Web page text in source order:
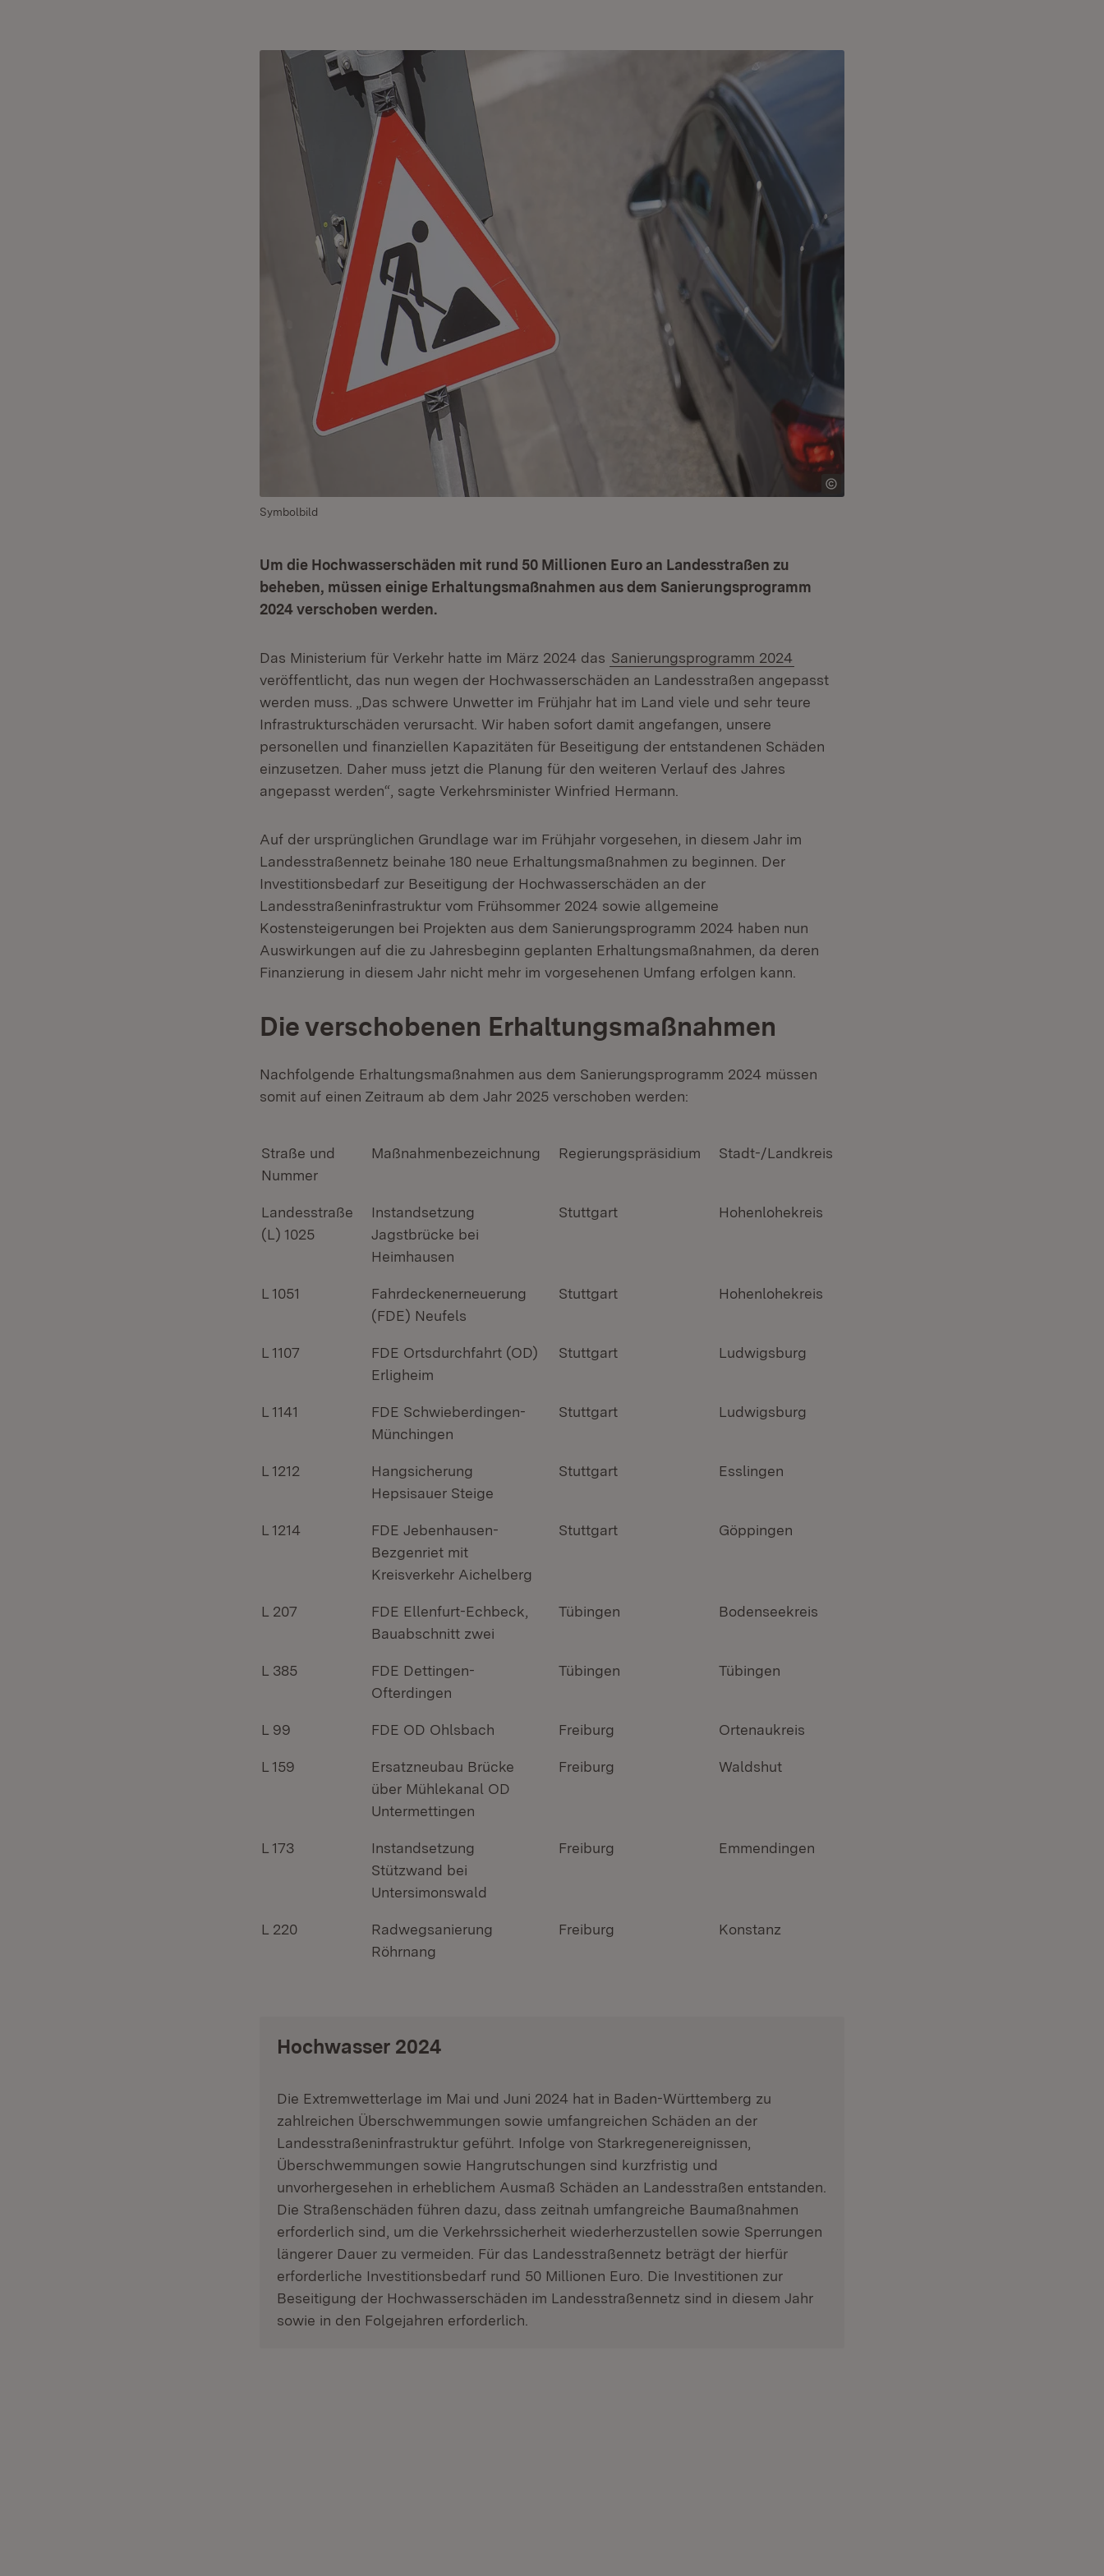
Symbolbild
Um die Hochwasserschäden mit rund 50 Millionen Euro an Landesstraßen zu
beheben, müssen einige Erhaltungsmaßnahmen aus dem Sanierungsprogramm
2024 verschoben werden.
Das Ministerium für Verkehr hatte im März 2024 das Sanierungsprogramm 2024
veröffentlicht, das nun wegen der Hochwasserschäden an Landesstraßen angepasst
werden muss. „Das schwere Unwetter im Frühjahr hat im Land viele und sehr teure
Infrastrukturschäden verursacht. Wir haben sofort damit angefangen, unsere
personellen und finanziellen Kapazitäten für Beseitigung der entstandenen Schäden
einzusetzen. Daher muss jetzt die Planung für den weiteren Verlauf des Jahres
angepasst werden“, sagte Verkehrsminister Winfried Hermann.
Auf der ursprünglichen Grundlage war im Frühjahr vorgesehen, in diesem Jahr im
Landesstraßennetz beinahe 180 neue Erhaltungsmaßnahmen zu beginnen. Der
Investitionsbedarf zur Beseitigung der Hochwasserschäden an der
Landesstraßeninfrastruktur vom Frühsommer 2024 sowie allgemeine
Kostensteigerungen bei Projekten aus dem Sanierungsprogramm 2024 haben nun
Auswirkungen auf die zu Jahresbeginn geplanten Erhaltungsmaßnahmen, da deren
Finanzierung in diesem Jahr nicht mehr im vorgesehenen Umfang erfolgen kann.
Die verschobenen Erhaltungsmaßnahmen
Nachfolgende Erhaltungsmaßnahmen aus dem Sanierungsprogramm 2024 müssen
somit auf einen Zeitraum ab dem Jahr 2025 verschoben werden:
Straße und
Nummer
Maßnahmenbezeichnung Regierungspräsidium Stadt-/Landkreis
Landesstraße
(L) 1025
Instandsetzung
Jagstbrücke bei
Heimhausen
Stuttgart Hohenlohekreis
L 1051
Fahrdeckenerneuerung
(FDE) Neufels
Stuttgart Hohenlohekreis
L 1107
FDE Ortsdurchfahrt (OD)
Erligheim
Stuttgart Ludwigsburg
L 1141
FDE Schwieberdingen-
Münchingen
Stuttgart Ludwigsburg
L 1212
Hangsicherung
Hepsisauer Steige
Stuttgart Esslingen
L 1214
FDE Jebenhausen-
Bezgenriet mit
Kreisverkehr Aichelberg
Stuttgart Göppingen
L 207
FDE Ellenfurt-Echbeck,
Bauabschnitt zwei
Tübingen Bodenseekreis
L 385
FDE Dettingen-
Ofterdingen
Tübingen Tübingen
L 99 FDE OD Ohlsbach Freiburg Ortenaukreis
L 159
Ersatzneubau Brücke
über Mühlekanal OD
Untermettingen
Freiburg Waldshut
L 173
Instandsetzung
Stützwand bei
Untersimonswald
Freiburg Emmendingen
L 220
Radwegsanierung
Röhrnang
Freiburg Konstanz
Hochwasser 2024
Die Extremwetterlage im Mai und Juni 2024 hat in Baden-Württemberg zu
zahlreichen Überschwemmungen sowie umfangreichen Schäden an der
Landesstraßeninfrastruktur geführt. Infolge von Starkregenereignissen,
Überschwemmungen sowie Hangrutschungen sind kurzfristig und
unvorhergesehen in erheblichem Ausmaß Schäden an Landesstraßen entstanden.
Die Straßenschäden führen dazu, dass zeitnah umfangreiche Baumaßnahmen
erforderlich sind, um die Verkehrssicherheit wiederherzustellen sowie Sperrungen
längerer Dauer zu vermeiden. Für das Landesstraßennetz beträgt der hierfür
erforderliche Investitionsbedarf rund 50 Millionen Euro. Die Investitionen zur
Beseitigung der Hochwasserschäden im Landesstraßennetz sind in diesem Jahr
sowie in den Folgejahren erforderlich.